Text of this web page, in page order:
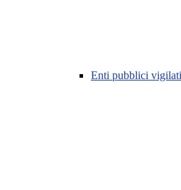
Enti pubblici vigilati